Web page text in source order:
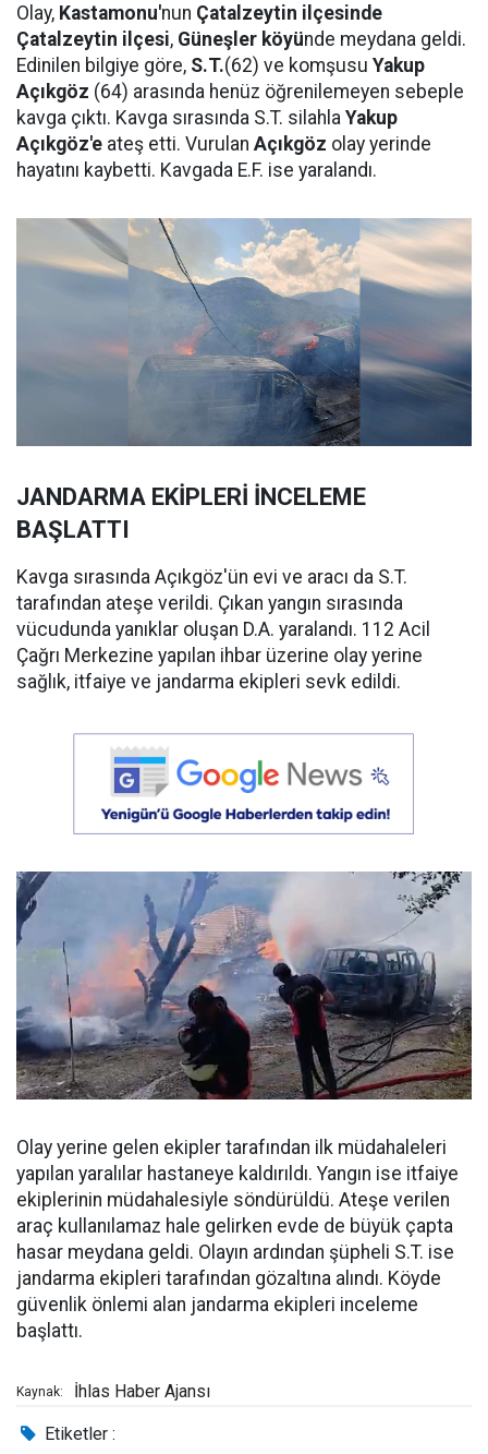
Olay, Kastamonu'nun Çatalzeytin ilçesinde
Çatalzeytin ilçesi, Güneşler köyünde meydana geldi.
Edinilen bilgiye göre, S.T.(62) ve komşusu Yakup
Açıkgöz (64) arasında henüz öğrenilemeyen sebeple
kavga çıktı. Kavga sırasında S.T. silahla Yakup
Açıkgöz'e ateş etti. Vurulan Açıkgöz olay yerinde
hayatını kaybetti. Kavgada E.F. ise yaralandı.
JANDARMA EKİPLERİ İNCELEME
BAŞLATTI
Kavga sırasında Açıkgöz'ün evi ve aracı da S.T.
tarafından ateşe verildi. Çıkan yangın sırasında
vücudunda yanıklar oluşan D.A. yaralandı. 112 Acil
Çağrı Merkezine yapılan ihbar üzerine olay yerine
sağlık, itfaiye ve jandarma ekipleri sevk edildi.
Olay yerine gelen ekipler tarafından ilk müdahaleleri
yapılan yaralılar hastaneye kaldırıldı. Yangın ise itfaiye
ekiplerinin müdahalesiyle söndürüldü. Ateşe verilen
araç kullanılamaz hale gelirken evde de büyük çapta
hasar meydana geldi. Olayın ardından şüpheli S.T. ise
jandarma ekipleri tarafından gözaltına alındı. Köyde
güvenlik önlemi alan jandarma ekipleri inceleme
başlattı.
Kaynak: İhlas Haber Ajansı
Etiketler :